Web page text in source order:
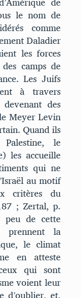
le nom de
comme
Daladier
les forces
camps de
Les Juifs
à travers
des
Meyer Levin
Quand ils
le
les accueille
qui ne
au motif
critères du
; Zertal, p.
peu de cette
la
le climat
en atteste
qui sont
voient leur